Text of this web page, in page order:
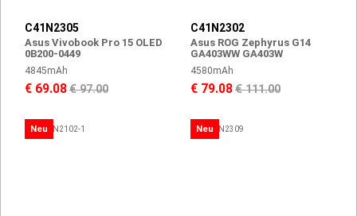
C41N2305
Asus Vivobook Pro 15 OLED
0B200-0449
4845mAh
€ 69.08€ 97.00
C41N2302
Asus ROG Zephyrus G14
GA403WW GA403W
4580mAh
€ 79.08€ 111.00
Neu Neu